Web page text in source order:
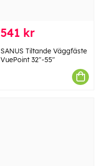
541 kr
SANUS Tiltande Väggfäste
VuePoint 32"-55"